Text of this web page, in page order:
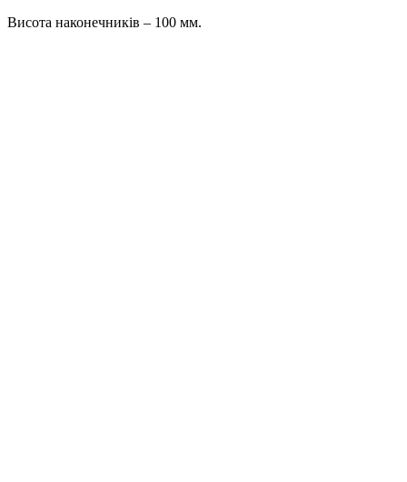
Висота наконечників – 100 мм.